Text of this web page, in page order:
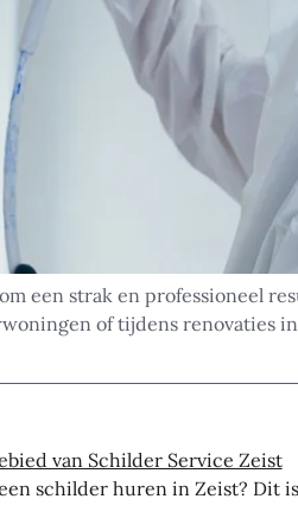
een strak en professioneel
of tijdens renovaties
van Schilder Service Zeist
schilder huren in Zeist? Dit is